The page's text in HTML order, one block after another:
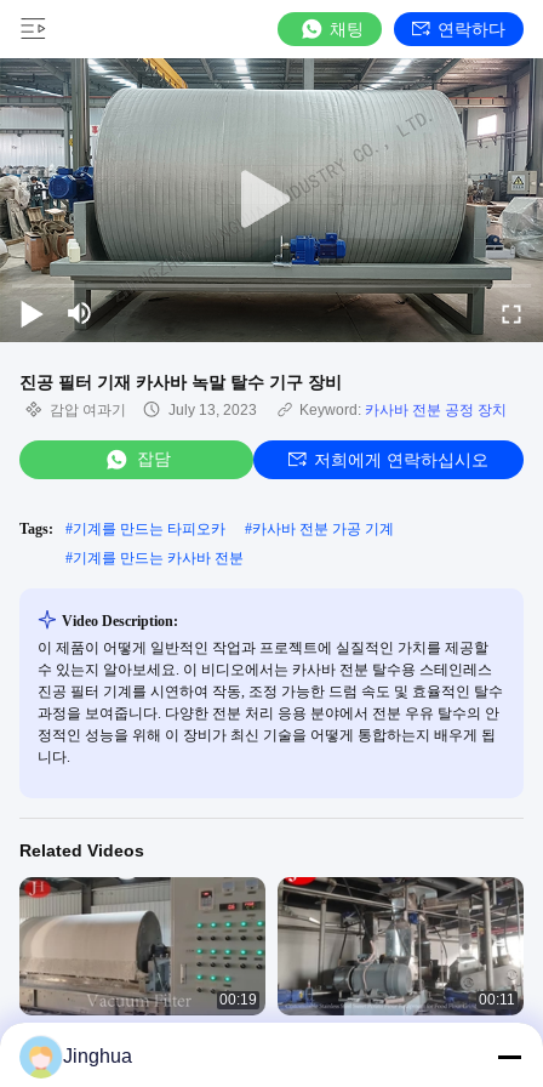
채팅 연락하다
진공 필터 기재 카사바 녹말 탈수 기구 장비
감압 여과기 July 13, 2023 Keyword: 카사바 전분 공정 장치
잡담 저희에게 연락하십시오
Tags: #기계를 만드는 타피오카 #카사바 전분 가공 기계
#기계를 만드는 카사바 전분
Video Description:
이 제품이 어떻게 일반적인 작업과 프로젝트에 실질적인 가치를 제공할
수 있는지 알아보세요. 이 비디오에서는 카사바 전분 탈수용 스테인레스
진공 필터 기계를 시연하여 작동, 조정 가능한 드럼 속도 및 효율적인 탈수
과정을 보여줍니다. 다양한 전분 처리 응용 분야에서 전분 우유 탈수의 안
정적인 성능을 위해 이 장비가 최신 기술을 어떻게 통합하는지 배우게 됩
니다.
Related Videos
00:19
자동 카사바 전분 진공 필터 기계 생산
라인
감압 여과기
00:11
Jinghua